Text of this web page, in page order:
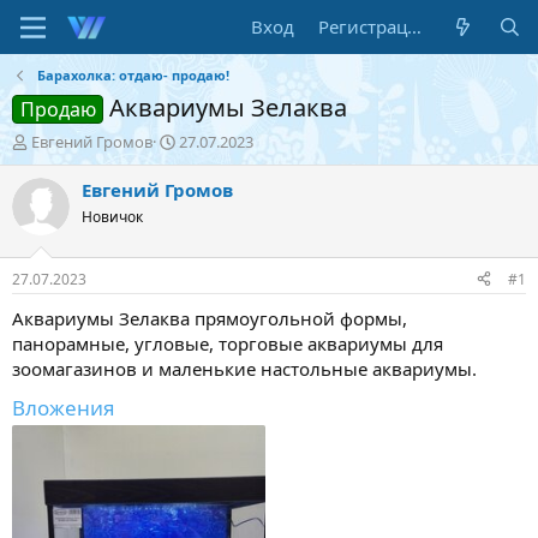
Вход Регистрация
Барахолка: отдаю- продаю!
Продаю Аквариумы Зелаква
А
в
т
о
р
т
е
м
ы
Евгений Громов
Д
а
т
а
л
27.07.2023
Евгений Громов
Новичок
27.07.2023 #1
Аквариумы Зелаква прямоугольной формы,
панорамные, угловые, торговые аквариумы для
зоомагазинов и маленькие настольные аквариумы.
Вложения